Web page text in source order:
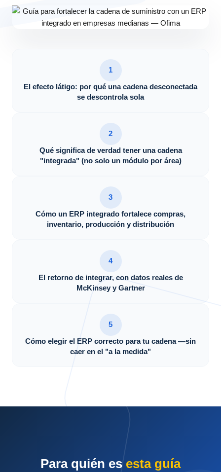
1
El efecto látigo: por qué una cadena desconectada
se descontrola sola
2
Qué significa de verdad tener una cadena
"integrada" (no solo un módulo por área)
3
Cómo un ERP integrado fortalece compras,
inventario, producción y distribución
4
El retorno de integrar, con datos reales de
McKinsey y Gartner
5
Cómo elegir el ERP correcto para tu cadena —sin
caer en el "a la medida"
Para quién esesta guía